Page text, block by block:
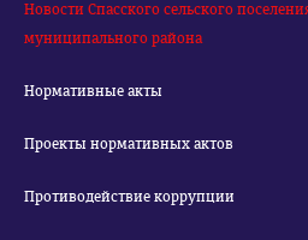
Новости Спасского сельского
муниципального района
Нормативные акты
Проекты нормативных актов
Противодействие коррупции